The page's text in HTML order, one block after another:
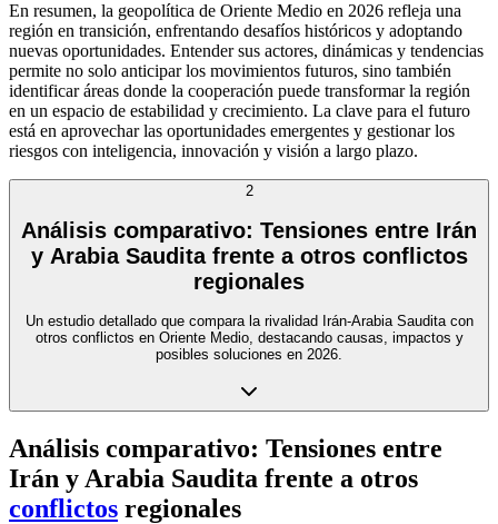
En resumen, la geopolítica de Oriente Medio en 2026 refleja una
región en transición, enfrentando desafíos históricos y adoptando
nuevas oportunidades. Entender sus actores, dinámicas y tendencias
permite no solo anticipar los movimientos futuros, sino también
identificar áreas donde la cooperación puede transformar la región
en un espacio de estabilidad y crecimiento. La clave para el futuro
está en aprovechar las oportunidades emergentes y gestionar los
riesgos con inteligencia, innovación y visión a largo plazo.
2
Análisis comparativo: Tensiones entre Irán
y Arabia Saudita frente a otros conflictos
regionales
Un estudio detallado que compara la rivalidad Irán-Arabia Saudita con
otros conflictos en Oriente Medio, destacando causas, impactos y
posibles soluciones en 2026.
Análisis comparativo: Tensiones entre
Irán y Arabia Saudita frente a otros
conflictos regionales